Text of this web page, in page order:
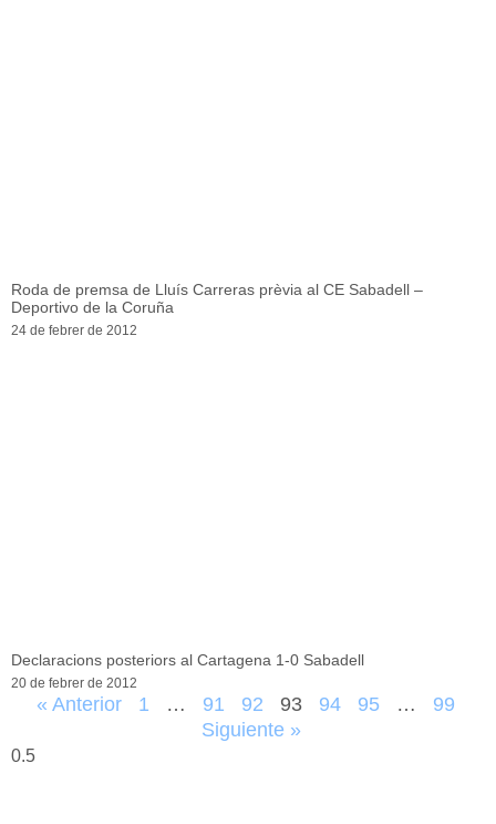
Roda de premsa de Lluís Carreras prèvia al CE Sabadell –
Deportivo de la Coruña
24 de febrer de 2012
Declaracions posteriors al Cartagena 1-0 Sabadell
20 de febrer de 2012
« Anterior 1 … 91 92 93 94 95 …
99
Siguiente »